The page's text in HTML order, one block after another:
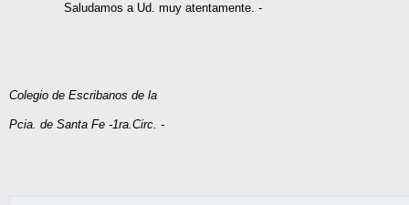
Saludamos a Ud. muy atentamente. -
Colegio de Escribanos de la
Pcia. de Santa Fe -1ra.Circ. -